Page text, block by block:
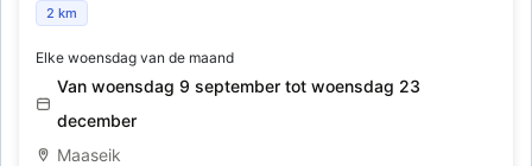
Flamencolessen op woensdag met Marta Flendrig
2 km
Elke woensdag van de maand
Van woensdag 9 september tot woensdag 23
december
Maaseik